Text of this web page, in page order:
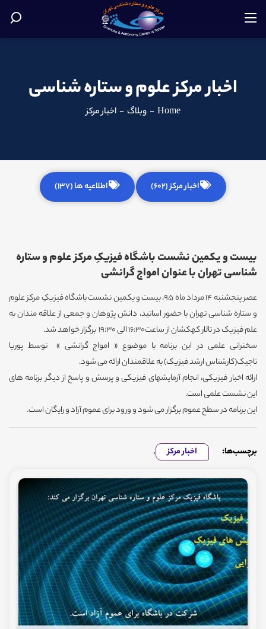
اخبار مرکز علوم و ستاره شناسی
Home
- وبلاگ - اخبار مرکز
اخبار مرکز (602) اطلاعیه ها (137)
بیست و یکمین نشست باشگاه فیزیکِ مرکز علوم و ستاره
شناسی تهران با عنوان امواج گرانشی
عصر پنجشنبه 14 مرداد ماه 95، بیست و یکمین نشست باشگاه فیزیکِ مرکز علوم
و ستاره شناسی تهران با حضور اساتید، دانش پژوهان و جمعی از علاقه مندان به
علم فیزیک در تالار کهکشان از ساعت16:30 الی 19:30 برگزار خواهد شد.
سخنرانی علمی در این برنامه با موضوع « امواج گرانشی » توسط پوریا
تاجیک(کارشناس ارشد فیزیک) به علاقمندان ارائه می شود.
ارائه اخبار فیزیکی، انجام آزمایشهای فیزیکی و پرسش و پاسخ از دیگر برنامه های
این نشست علمی است.
این برنامه در سطح عموم برگزار می شود و ورود برای عموم آزاد و رایگان است.
برچسب‌ها: اخبار مرکز ,